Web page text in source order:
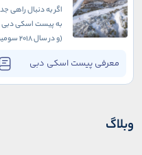
معرفی پیست اسکی دبی
اگر به دنبال راهی
به پیست اسکی دبی
(و در
امارات واقع شده
وبلاگ